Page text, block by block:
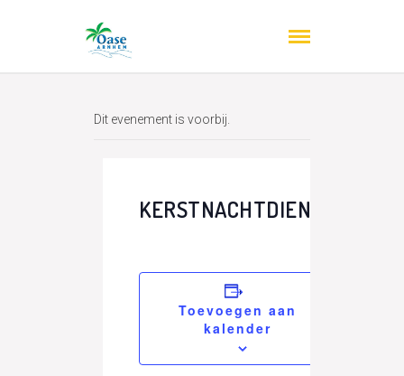
Dit evenement is voorbij.
KERSTNACHTDIENST
Toevoegen aan
kalender